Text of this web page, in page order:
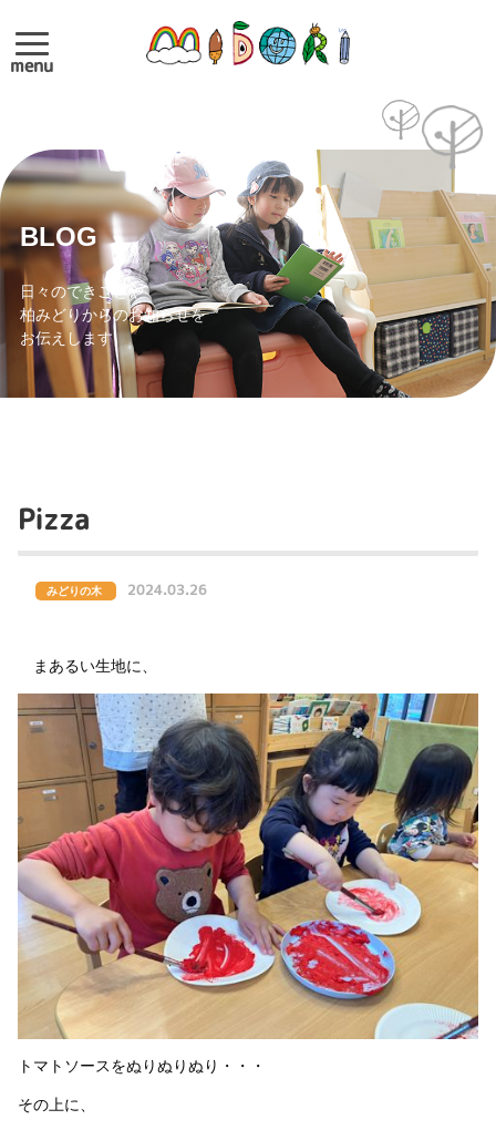
menu
BLOG
日々のできごとや
柏みどりからのお知らせを
お伝えします
Pizza
みどりの木 2024.03.26
まあるい生地に、
トマトソースをぬりぬりぬり・・・
その上に、